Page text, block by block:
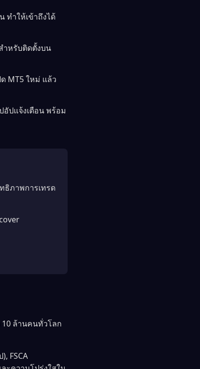
ทำให้เข้าถึงได้
ำหรับติดตั้งบน
MT5 ใหม่ แล้ว
อัปแจ้งเตือน พร้อม
ธิภาพการเทรด
10 ล้านคนทั่วโลก
FSCA